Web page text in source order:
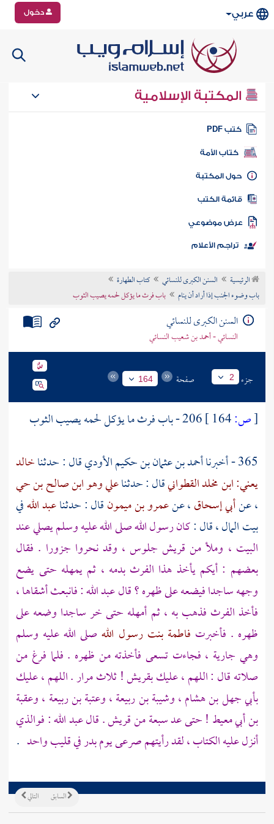
عربي دخول
المكتبة الإسلامية
كتب PDF
كتاب الأمة
المكتبة
الكتب
موضوعي
تراجم الأعلام
الرئيسية السنن الكبرى للنسائي
كتاب الطهارة
باب وضوء الجنب إذا أراد أن ينام
باب فرث ما يؤكل لحمه يصيب الثوب
السنن الكبرى للنسائي
النسائي - أحمد بن شعيب النسائي
جزء 2 صفحة 164
[ص:
206 - باب فرث ما يؤكل لحمه يصيب الثوب
365 - أخبرنا
أحمد بن عثمان بن حكيم الأوديقال : حدثناخالد
يعني: ابن مخلد القطوانيقال : حدثناعلي وهو ابن صالح بن حي
، عنأبي إسحاق، عنعمرو بن ميمونقال : حدثناعبد اللهفي
بيت المال ، قال :كان رسول الله صلى الله عليه وسلم يصلي عند
البيت ، وملأ من قريش جلوس ، وقد نحروا جزورا . فقال
بعضهم : أيكم يأخذ هذا الفرث بدمه ، ثم يمهله حتى يضع
وجهه ساجدا فيضعه على ظهره ؟ قالعبد الله: فانبعث أشقاها ،
فأخذ الفرث فذهب به ، ثم أمهله حتى خر ساجدا وضعه على
ظهره . فأخبرت فاطمة بنت رسول الله صلى الله عليه وسلم
وهي جارية ، فجاءت تسعى فأخذته من ظهره . فلما فرغ من
صلاته قال : اللهم ، عليكبقريش! ثلاث مرار . اللهم ، عليك
بأبي جهل بن هشام،وشيبة بن ربيعة ،وعتبة بن ربيعة ،وعقبة
بن أبي معيط ! حتى عد سبعة منقريش. قالعبد الله: فوالذي
أنزل عليه الكتاب ، لقد رأيتهم صرعى يوم بدر في قليب واحد .
التالي السابق